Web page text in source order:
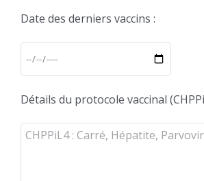
Date des derniers vaccins :
Détails du protocole vaccinal